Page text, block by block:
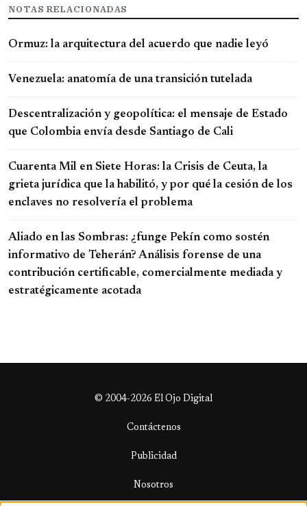
NOTAS RELACIONADAS
Ormuz: la arquitectura del acuerdo que nadie leyó
Venezuela: anatomía de una transición tutelada
Descentralización y geopolítica: el mensaje de Estado
que Colombia envía desde Santiago de Cali
Cuarenta Mil en Siete Horas: la Crisis de Ceuta, la
grieta jurídica que la habilitó, y por qué la cesión de los
enclaves no resolvería el problema
Aliado en las Sombras: ¿funge Pekín como sostén
informativo de Teherán? Análisis forense de una
contribución certificable, comercialmente mediada y
estratégicamente acotada
© 2004-2026 El Ojo Digital
Contáctenos
Publicidad
Nosotros